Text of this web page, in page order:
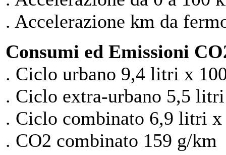
. Accelerazione km da
Consumi ed Emissioni
. Ciclo urbano 9,4 litri x
. Ciclo extra-urbano 5,5
. Ciclo combinato 6,9 litri
. CO2 combinato 159 g/km